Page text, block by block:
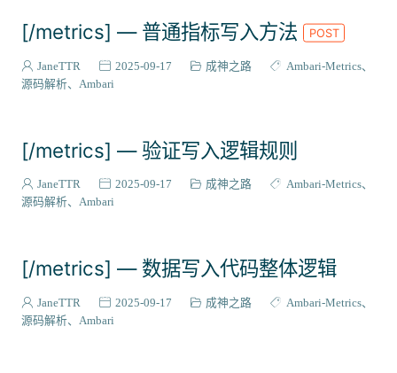
[/metrics] — 普通指标写入方法 POST
JaneTTR 2025-09-17 成神之路
Ambari-Metrics
源码解析
Ambari
[/metrics] — 验证写入逻辑规则
JaneTTR 2025-09-17 成神之路
Ambari-Metrics
源码解析
Ambari
[/metrics] — 数据写入代码整体逻辑
JaneTTR 2025-09-17 成神之路
Ambari-Metrics
源码解析
Ambari